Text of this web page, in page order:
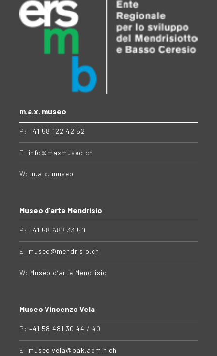
m.a.x. museo
P: +41 58 122 42 52
E: info@maxmuseo.ch
W: m.a.x. museo
Museo d’arte Mendrisio
P: +41 58 688 33 50
E: museo@mendrisio.ch
W: Museo d’arte Mendrisio
Museo Vincenzo Vela
P: +41 58 481 30 44 / 40
E: museo.vela@bak.admin.ch